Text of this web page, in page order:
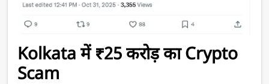
Kolkata में ₹25 करोड़ का Crypto
Scam